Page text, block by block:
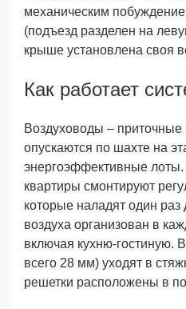
механическим
(подъезд разделен на
крыше установлена своя
Как работает
Воздуховоды –
опускаются по шахте на
энергоэффективные
квартиры смонтируют
которые наладят один
воздуха организован в
включая кухню-гостиную.
всего 28 мм) уходят в
решетки расположены в